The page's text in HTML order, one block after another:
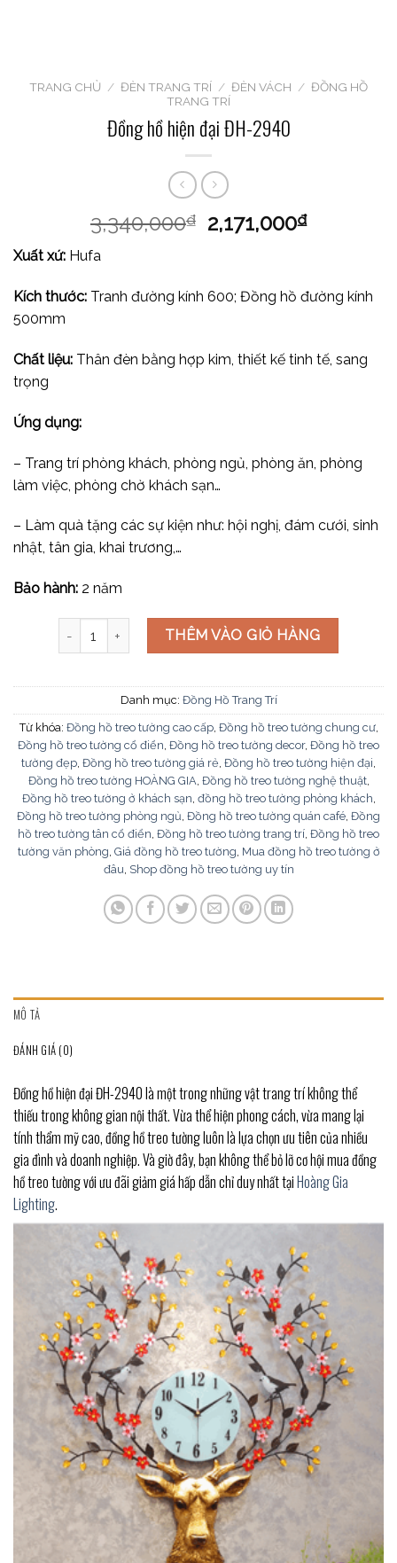
TRANG CHỦ / ĐÈN TRANG TRÍ / ĐÈN VÁCH / ĐỒNG HỒ
TRANG TRÍ
Đồng hồ hiện đại ĐH-2940
3,340,000₫ 2,171,000₫
Xuất xứ: Hufa
Kích thước: Tranh đường kính 600; Đồng hồ đường kính
500mm
Chất liệu: Thân đèn bằng hợp kim, thiết kế tinh tế, sang
trọng
Ứng dụng:
– Trang trí phòng khách, phòng ngủ, phòng ăn, phòng
làm việc, phòng chờ khách sạn…
– Làm quà tặng các sự kiện như: hội nghị, đám cưới, sinh
nhật, tân gia, khai trương,…
Bảo hành: 2 năm
Đồng hồ hiện đại ĐH-2940 số lượng
THÊM VÀO GIỎ HÀNG
Danh mục: Đồng Hồ Trang Trí
Từ khóa: Đồng hồ treo tường cao cấp, Đồng hồ treo tường chung cư,
Đồng hồ treo tường cổ điển Đồng hồ treo tường decor, Đồng hồ treo
tường đẹp Đồng hồ treo tường giá rẻ Đồng hồ treo tường hiện đại
Đồng hồ treo tường HOÀNG GIA Đồng hồ treo tường nghệ thuật,
Đồng hồ treo tường ở khách sạn đồng hồ treo tường phòng khách
Đồng hồ treo tường phòng ngủ Đồng hồ treo tường quán café Đồng
hồ treo tường tân cổ điển Đồng hồ treo tường trang trí Đồng hồ treo
tường văn phòng Giá đồng hồ treo tường Mua đồng hồ treo tường ở
đâu Shop đồng hồ treo tường uy tín
MÔ TẢ
ĐÁNH GIÁ (0)
Đồng hồ hiện đại ĐH-2940 là một trong những vật trang trí không thể
thiếu trong không gian nội thất. Vừa thể hiện phong cách, vừa mang lại
tính thẩm mỹ cao, đồng hồ treo tường luôn là lựa chọn ưu tiên của nhiều
gia đình và doanh nghiệp. Và giờ đây, bạn không thể bỏ lỡ cơ hội mua đồng
hồ treo tường với ưu đãi giảm giá hấp dẫn chỉ duy nhất tạiHoàng Gia
Lighting.